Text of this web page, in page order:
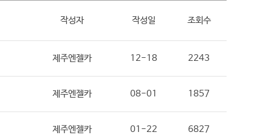
작성자 작성일 조회수
제주엔젤카 12-18 2243
제주엔젤카 08-01 1857
제주엔젤카 01-22 6827